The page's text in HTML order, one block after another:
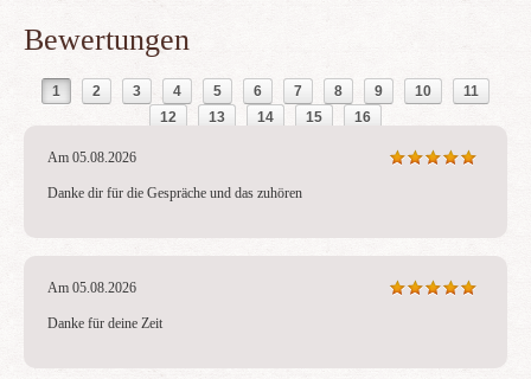
Bewertungen
1 2 3 4 5 6 7 8 9 10
11
12
13 14 15 16
Am 05.08.2026
Danke dir für die Gespräche und das zuhören
Am 05.08.2026
Danke für deine Zeit